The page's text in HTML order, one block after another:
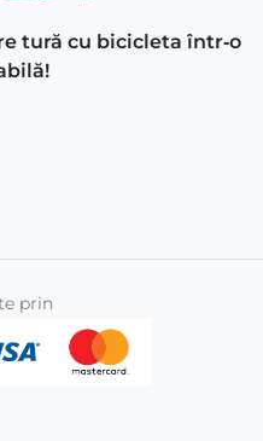
tură cu bicicleta într‑o
prin